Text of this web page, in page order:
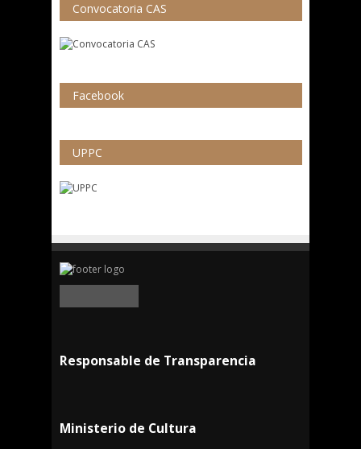
Convocatoria CAS
Facebook
UPPC
Responsable de Transparencia
Ministerio de Cultura